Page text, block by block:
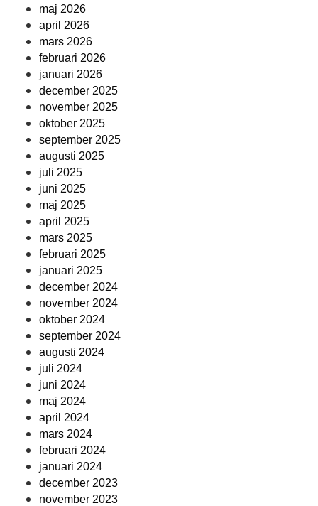
maj 2026
april 2026
mars 2026
februari 2026
januari 2026
december 2025
november 2025
oktober 2025
september 2025
augusti 2025
juli 2025
juni 2025
maj 2025
april 2025
mars 2025
februari 2025
januari 2025
december 2024
november 2024
oktober 2024
september 2024
augusti 2024
juli 2024
juni 2024
maj 2024
april 2024
mars 2024
februari 2024
januari 2024
december 2023
november 2023